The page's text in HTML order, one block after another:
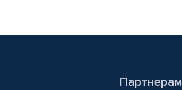
Партнерам